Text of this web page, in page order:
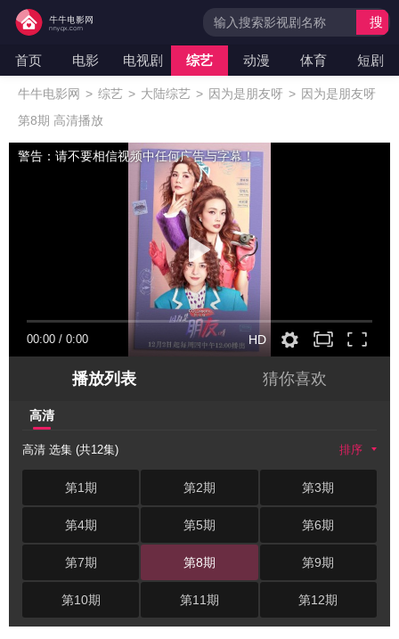
首页 电影 电视剧 综艺 动漫 体育 短剧
搜
牛牛电影网 > 综艺 > 大陆综艺 > 因为是朋友呀 > 因为是朋友呀
第8期 高清播放
00:00 / 0:00 HD
警告：请不要相信视频中任何广告与字幕！
播放列表 猜你喜欢
高清
高清 选集 (共12集) 排序
第1期 第2期 第3期
第4期 第5期 第6期
第7期 第8期 第9期
第10期 第11期 第12期